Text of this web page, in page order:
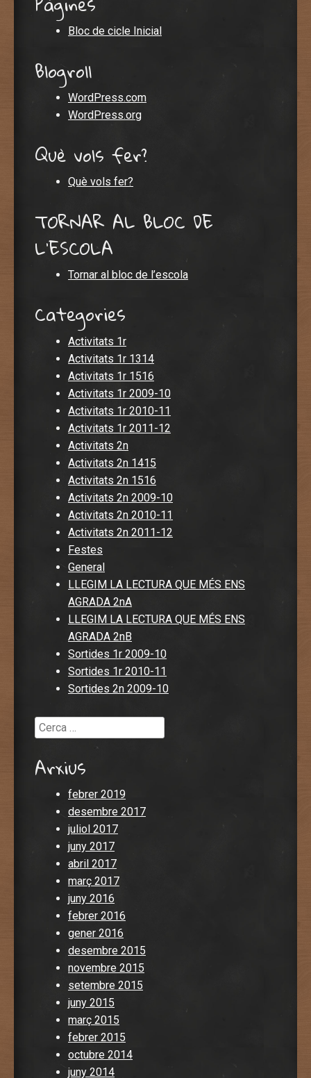
Bloc de cicle Inicial
Blogroll
WordPress.com
WordPress.org
Què vols fer?
Què vols fer?
TORNAR AL BLOC DE
L'ESCOLA
Tornar al bloc de l’escola
Categories
Activitats 1r
Activitats 1r 1314
Activitats 1r 1516
Activitats 1r 2009-10
Activitats 1r 2010-11
Activitats 1r 2011-12
Activitats 2n
Activitats 2n 1415
Activitats 2n 1516
Activitats 2n 2009-10
Activitats 2n 2010-11
Activitats 2n 2011-12
Festes
General
LLEGIM LA LECTURA QUE MÉS ENS
AGRADA 2nA
LLEGIM LA LECTURA QUE MÉS ENS
AGRADA 2nB
Sortides 1r 2009-10
Sortides 1r 2010-11
Sortides 2n 2009-10
Cerca
Arxius
febrer 2019
desembre 2017
juliol 2017
juny 2017
abril 2017
març 2017
juny 2016
febrer 2016
gener 2016
desembre 2015
novembre 2015
setembre 2015
juny 2015
març 2015
febrer 2015
octubre 2014
juny 2014